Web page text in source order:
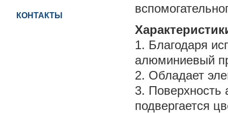
КОНТАКТЫ
1. Благодаря
алюминиевый
2. Обладает
3. Поверхность
подвергается